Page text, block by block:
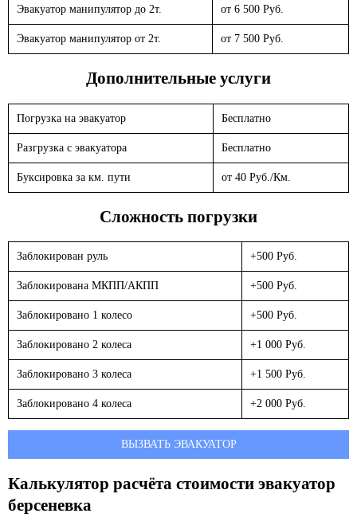
Эвакуатор манипулятор до 2т. от 6 500 Руб.
Эвакуатор манипулятор от 2т. от 7 500 Руб.
Дополнительные услуги
Погрузка на эвакуатор Бесплатно
Разгрузка с эвакуатора Бесплатно
Буксировка за км. пути от 40 Руб./Км.
Сложность погрузки
Заблокирован руль +500 Руб.
Заблокирована МКПП/АКПП +500 Руб.
Заблокировано 1 колесо +500 Руб.
Заблокировано 2 колеса +1 000 Руб.
Заблокировано 3 колеса +1 500 Руб.
Заблокировано 4 колеса +2 000 Руб.
ВЫЗВАТЬ ЭВАКУАТОР
Калькулятор расчёта стоимости эвакуатор
берсеневка